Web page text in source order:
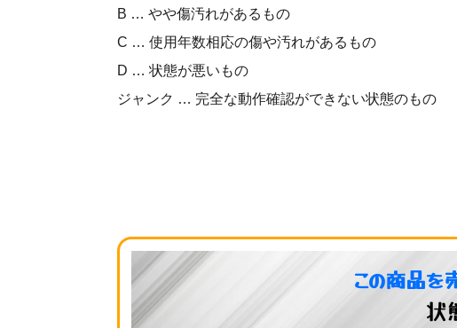
B … やや傷汚れがあるもの
C … 使用年数相応の傷や汚れがあるもの
D … 状態が悪いもの
ジャンク … 完全な動作確認ができない状態のもの
この商品を
状